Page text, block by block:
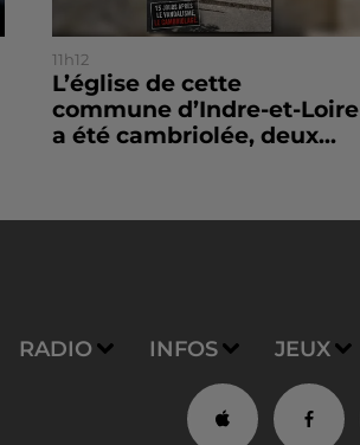
11h12
L’église de cette
commune d’Indre-et-Loire
a été cambriolée, deux...
RADIO INFOS JEUX